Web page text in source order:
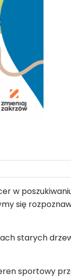
w
się
starych
sportowy